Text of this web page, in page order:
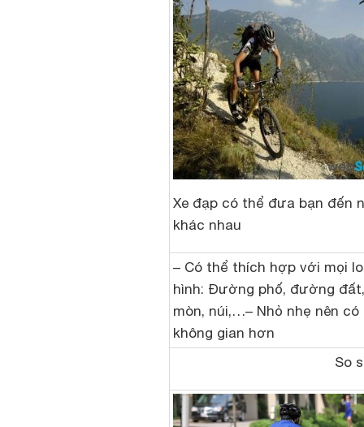
Xe đạp có thể đưa bạn đến
khác nhau
– Có thể thích hợp với mọi
hình: Đường phố, đường
mòn, núi,…– Nhỏ nhẹ nên có
không gian hơn
So